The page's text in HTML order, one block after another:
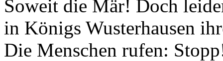
Soweit die Mär! Doch
in Königs Wusterhausen
Die Menschen rufen: